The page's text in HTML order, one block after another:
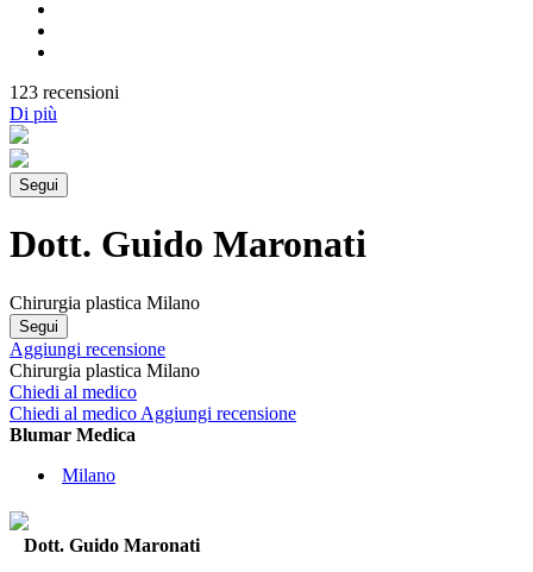
123 recensioni
Di più
Segui
Dott. Guido Maronati
Chirurgia plastica Milano
Segui
Aggiungi recensione
Chirurgia plastica Milano
Chiedi al medico
Chiedi al medico Aggiungi recensione
Blumar Medica
Milano
Dott. Guido Maronati